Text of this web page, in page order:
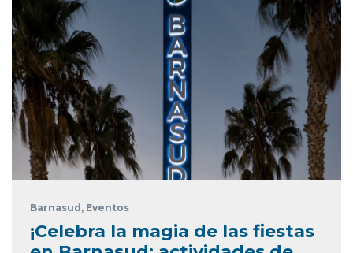
Barnasud , Eventos
¡Celebra la magia de las fiestas